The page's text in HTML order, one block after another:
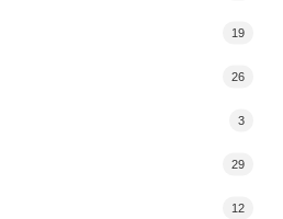
19
26
3
29
12